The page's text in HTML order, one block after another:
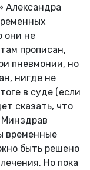
Александра
они не
прописан,
пневмонии, но
нигде не
в суде (если
сказать, что
Минздрав
временные
быть решено
Но пока